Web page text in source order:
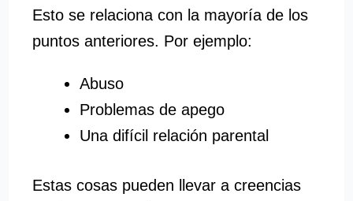
Esto se relaciona con la mayoría de los
puntos anteriores. Por ejemplo:
Abuso
Problemas de apego
Una difícil relación parental
Estas cosas pueden llevar a creencias